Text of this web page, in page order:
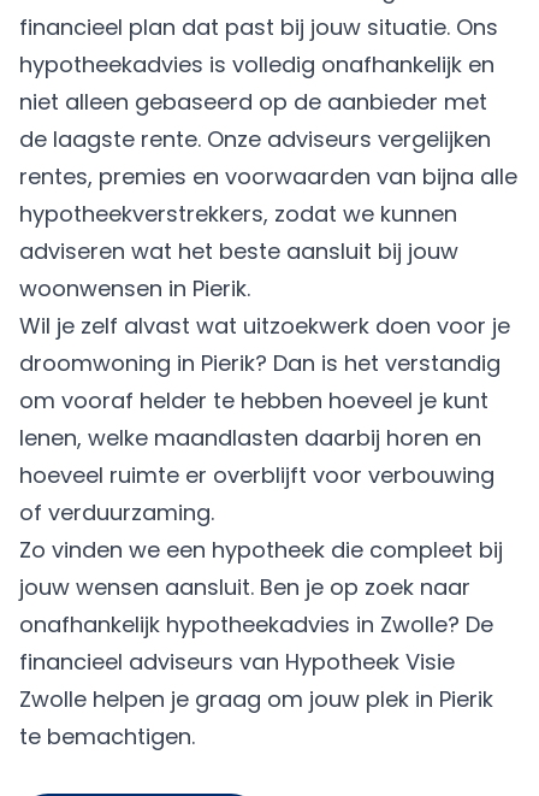
financieel plan dat past bij jouw situatie. Ons
hypotheekadvies is volledig onafhankelijk en
niet alleen gebaseerd op de aanbieder met
de laagste rente. Onze adviseurs vergelijken
rentes, premies en voorwaarden van bijna alle
hypotheekverstrekkers, zodat we kunnen
adviseren wat het beste aansluit bij jouw
woonwensen in Pierik.
Wil je zelf alvast wat uitzoekwerk doen voor je
droomwoning in Pierik? Dan is het verstandig
om vooraf helder te hebben hoeveel je kunt
lenen, welke maandlasten daarbij horen en
hoeveel ruimte er overblijft voor verbouwing
of verduurzaming.
Zo vinden we een hypotheek die compleet bij
jouw wensen aansluit. Ben je op zoek naar
onafhankelijk hypotheekadvies in Zwolle? De
financieel adviseurs van Hypotheek Visie
Zwolle helpen je graag om jouw plek in Pierik
te bemachtigen.